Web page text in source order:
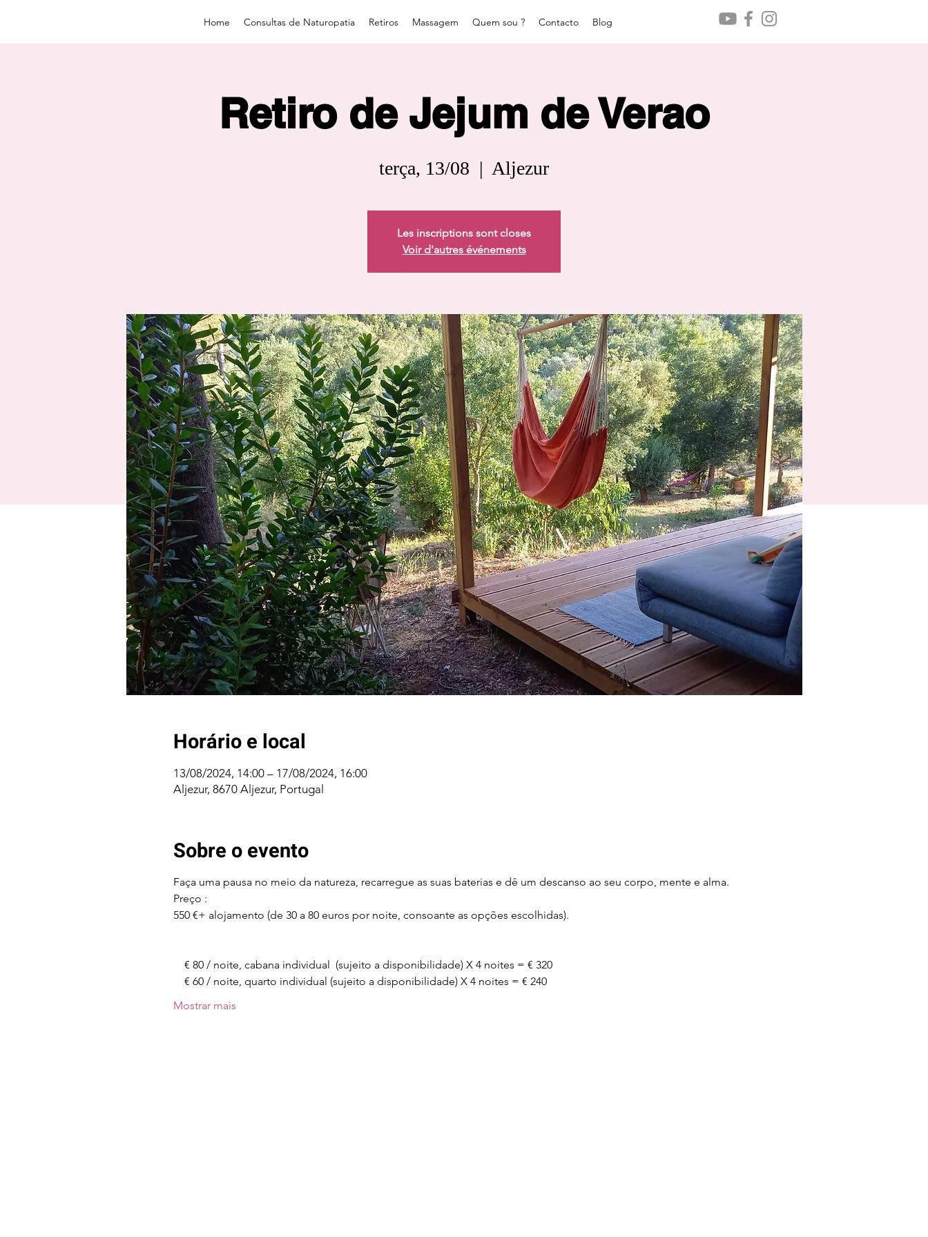
Home Consultas de Naturopatia Retiros Massagem Quem sou ? Contacto Blog
Retiro de Jejum de Verao
terça, 13/08
  |
Aljezur
Les inscriptions sont closes
Voir d'autres événements
Horário e local
13/08/2024, 14:00 – 17/08/2024, 16:00
Aljezur, 8670 Aljezur, Portugal
Sobre o evento
Faça uma pausa no meio da natureza, recarregue as suas baterias e dê um descanso ao seu corpo, mente e alma.
Preço :
550 €+ alojamento (de 30 a 80 euros por noite, consoante as opções escolhidas).
€ 80 / noite, cabana individual  (sujeito a disponibilidade) X 4 noites = € 320
€ 60 / noite, quarto individual (sujeito a disponibilidade) X 4 noites = € 240
Mostrar mais